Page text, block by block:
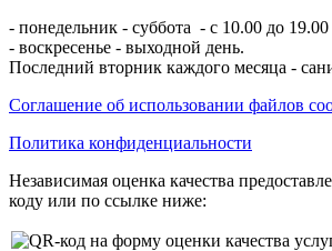
- понедельник - суббота - с 10.00 до 19.00
- воскресенье - выходной день.
Последний вторник каждого месяца -
Соглашение об использовании файлов
Политика конфиденциальности
Независимая оценка качества
коду или по ссылке ниже: